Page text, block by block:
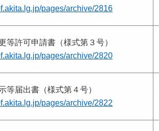
pages/archive/2816
等許可申請書（様式第３号）
pages/archive/2820
等届出書（様式第４号）
pages/archive/2822